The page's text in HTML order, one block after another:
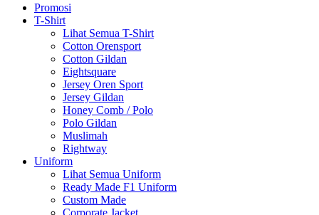
Promosi
T-Shirt
Lihat Semua T-Shirt
Cotton Orensport
Cotton Gildan
Eightsquare
Jersey Oren Sport
Jersey Gildan
Honey Comb / Polo
Polo Gildan
Muslimah
Rightway
Uniform
Lihat Semua Uniform
Ready Made F1 Uniform
Custom Made
Corporate Jacket